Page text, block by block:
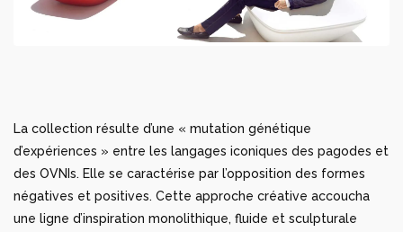
La collection résulte d’une « mutation génétique
d’expériences » entre les langages iconiques des pagodes et
des OVNIs. Elle se caractérise par l’opposition des formes
négatives et positives. Cette approche créative accoucha
une ligne d’inspiration monolithique, fluide et sculpturale